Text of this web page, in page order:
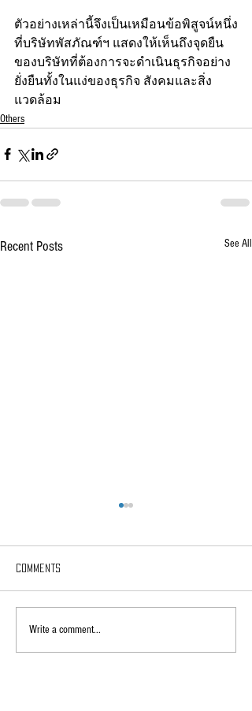
ตัวอย่างเหล่านี้จึงเป็นเหมือนข้อพิสูจน์หนึ่ง
ที่บริษัทพัสภัณฑ์ฯ แสดงให้เห็นถึงจุดยืน
ของบริษัทที่ต้องการจะดำเนินธุรกิจอย่าง
ยั่งยืนทั้งในแง่ของธุรกิจ สังคมและสิ่ง
แวดล้อม
Others
Recent Posts See All
น้ำยาซักผ้าทั่วไปฆ่าเชื้อ
Comments
Write a comment...